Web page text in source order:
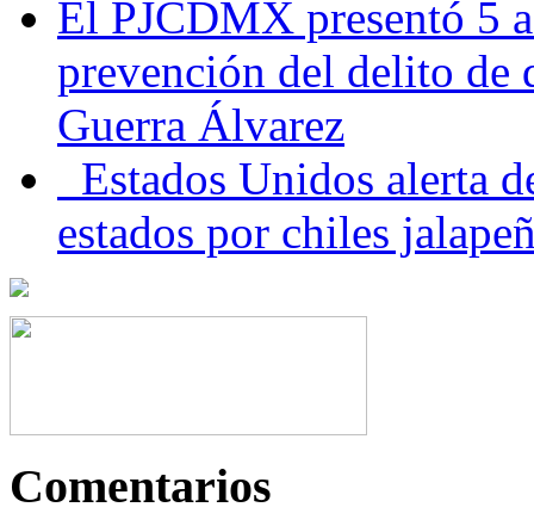
El PJCDMX presentó 5
prevención del delito de
Guerra Álvarez
Estados Unidos alerta
estados por chiles
Comentarios